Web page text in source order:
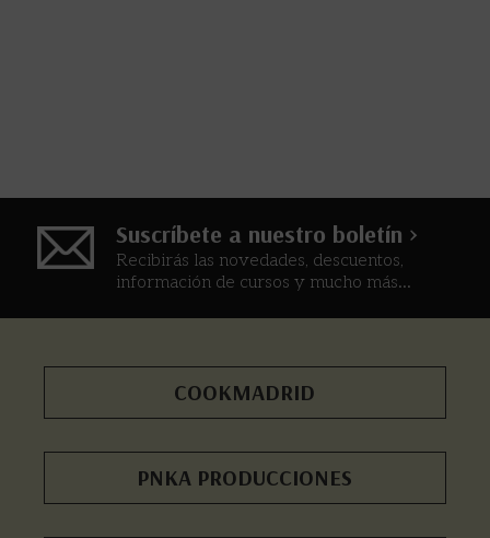
Suscríbete a nuestro boletín >
Recibirás las novedades, descuentos,
información de cursos y mucho más...
COOKMADRID
PNKA PRODUCCIONES